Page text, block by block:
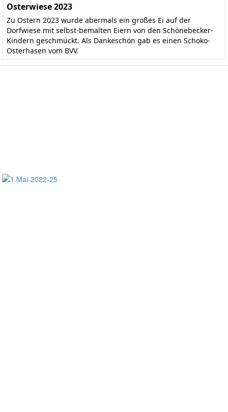
Osterwiese 2023
Zu Ostern 2023 wurde abermals ein großes Ei auf der
Dorfwiese mit selbst-bemalten Eiern von den Schönebecker-
Kindern geschmückt. Als Dankeschön gab es einen Schoko-
Osterhasen vom BVV.